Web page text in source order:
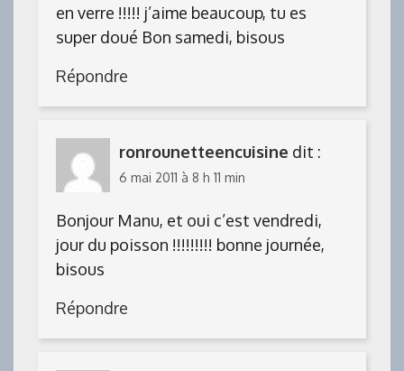
en verre !!!!! j’aime beaucoup, tu es
super doué Bon samedi, bisous
Répondre
ronrounetteencuisine dit :
6 mai 2011 à 8 h 11 min
Bonjour Manu, et oui c’est vendredi,
jour du poisson !!!!!!!!! bonne journée,
bisous
Répondre